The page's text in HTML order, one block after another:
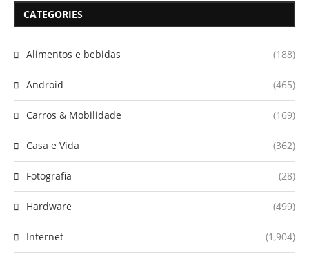
CATEGORIES
Alimentos e bebidas (188)
Android (465)
Carros & Mobilidade (169)
Casa e Vida (362)
Fotografia (28)
Hardware (499)
Internet (1,904)